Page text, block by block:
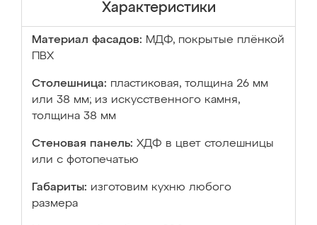
Характеристики
Материал фасадов: МДФ, покрытые плёнкой
ПВХ
Столешница: пластиковая, толщина 26 мм
или 38 мм; из искусственного камня,
толщина 38 мм
Стеновая панель: ХДФ в цвет столешницы
или с фотопечатью
Габариты: изготовим кухню любого
размера